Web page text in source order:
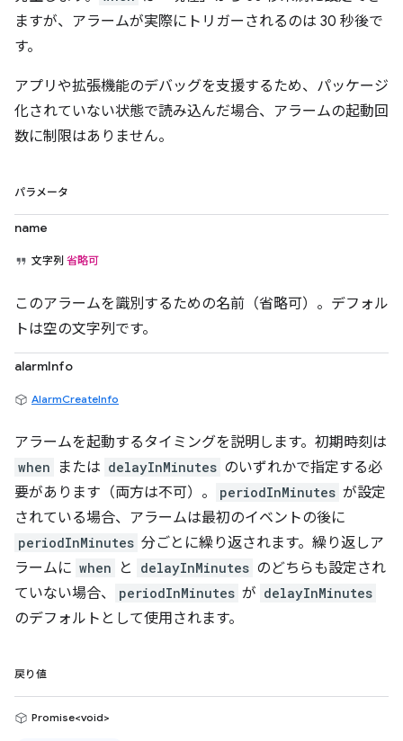
ますが、アラームが実際にトリガーされるのは 30 秒後で
す。
アプリや拡張機能のデバッグを支援するため、パッケージ
化されていない状態で読み込んだ場合、アラームの起動回
数に制限はありません。
パラメータ
name
文字列 省略可
このアラームを識別するための名前（省略可）。デフォル
トは空の文字列です。
alarmInfo
AlarmCreateInfo
アラームを起動するタイミングを説明します。初期時刻は
when または delayInMinutes のいずれかで指定する必
要があります（両方は不可）。
periodInMinutes が設定
されている場合、アラームは最初のイベントの後に
periodInMinutes 分ごとに繰り返されます。繰り返しア
ラームに when と delayInMinutes のどちらも設定され
ていない場合、
periodInMinutes が delayInMinutes
のデフォルトとして使用されます。
戻り値
Promise<void>